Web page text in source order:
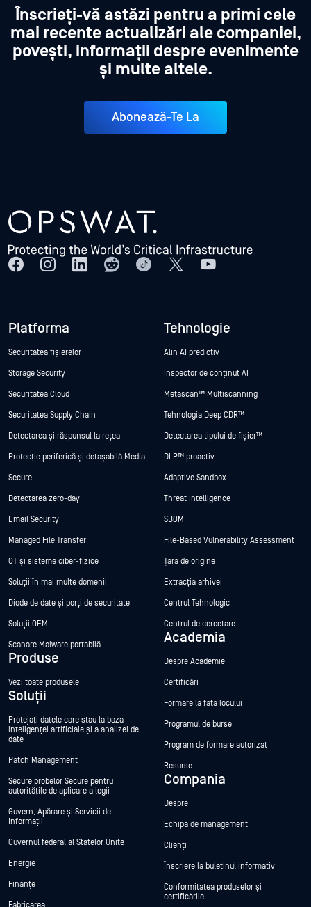
Înscrieți-vă astăzi pentru a primi cele
mai recente actualizări ale companiei,
povești, informații despre evenimente
și multe altele.
Abonează-Te La
Platforma
Securitatea fișierelor
Storage Security
Securitatea Cloud
Securitatea Supply Chain
Detectarea și răspunsul la rețea
Protecție periferică și detașabilă Media
Secure
Detectarea zero-day
Email Security
Managed File Transfer
OT și sisteme ciber-fizice
Soluții în mai multe domenii
Diode de date și porți de securitate
Soluții OEM
Scanare Malware portabilă
Produse
Vezi toate produsele
Soluții
Protejați datele care stau la baza
inteligenței artificiale și a analizei de
date
Patch Management
Secure probelor Secure pentru
autoritățile de aplicare a legii
Guvern, Apărare și Servicii de
Informații
Guvernul federal al Statelor Unite
Energie
Finanțe
Fabricarea
Tehnologie
Alin AI predictiv
Inspector de conținut AI
Metascan™ Multiscanning
Tehnologia Deep CDR™
Detectarea tipului de fișier™
DLP™ proactiv
Adaptive Sandbox
Threat Intelligence
SBOM
File-Based Vulnerability Assessment
Țara de origine
Extracția arhivei
Centrul Tehnologic
Centrul de cercetare
Academia
Despre Academie
Certificări
Formare la fața locului
Programul de burse
Program de formare autorizat
Resurse
Compania
Despre
Echipa de management
Clienți
Înscriere la buletinul informativ
Conformitatea produselor și
certificările